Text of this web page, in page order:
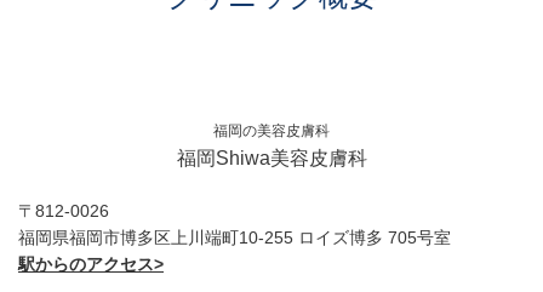
福岡の美容皮膚科
福岡Shiwa美容皮膚科
〒812-0026
福岡県福岡市博多区上川端町10-255 ロイズ博多 705号室
駅からのアクセス>